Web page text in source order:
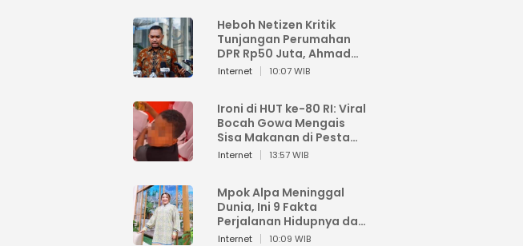
Heboh Netizen Kritik
Tunjangan Perumahan
DPR Rp50 Juta, Ahmad
Sahroni: Enggak Senang
Internet 10:07 WIB
Ironi di HUT ke-80 RI: Viral
Bocah Gowa Mengais
Sisa Makanan di Pesta
Kemerdekaan
Internet 13:57 WIB
Mpok Alpa Meninggal
Dunia, Ini 9 Fakta
Perjalanan Hidupnya dari
Viral hingga Puncak
Internet 10:09 WIB